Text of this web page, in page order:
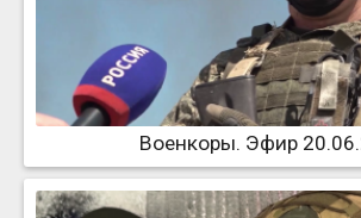
Военкоры. Эфир